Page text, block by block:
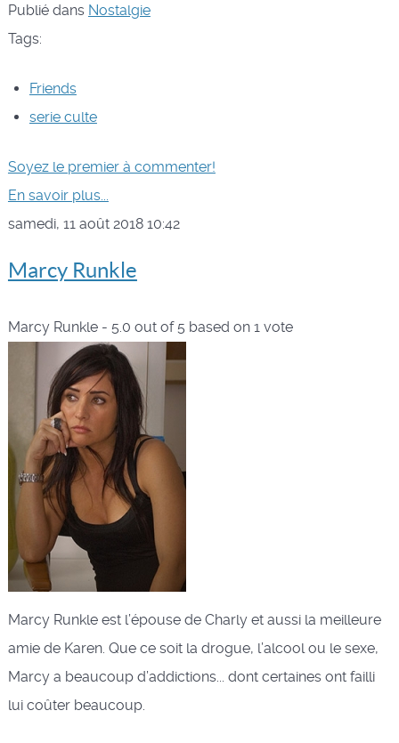
Publié dans Nostalgie
Tags:
Friends
serie culte
Soyez le premier à commenter!
En savoir plus...
samedi, 11 août 2018 10:42
Marcy Runkle
Marcy Runkle- 5.0 out of 5 based on 1vote
Marcy Runkle est l’épouse de Charly et aussi la meilleure
amie de Karen. Que ce soit la drogue, l’alcool ou le sexe,
Marcy a beaucoup d’addictions... dont certaines ont failli
lui coûter beaucoup.